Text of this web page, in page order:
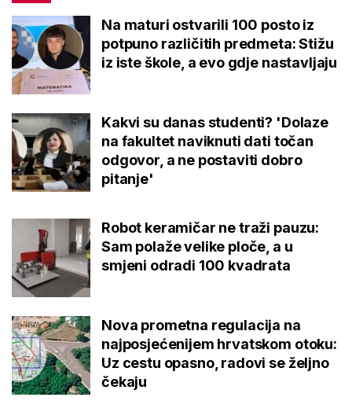
Na maturi ostvarili 100 posto iz
potpuno različitih predmeta: Stižu
iz iste škole, a evo gdje nastavljaju
Kakvi su danas studenti? 'Dolaze
na fakultet naviknuti dati točan
odgovor, a ne postaviti dobro
pitanje'
Robot keramičar ne traži pauzu:
Sam polaže velike ploče, a u
smjeni odradi 100 kvadrata
Nova prometna regulacija na
najposjećenijem hrvatskom otoku:
Uz cestu opasno, radovi se željno
čekaju